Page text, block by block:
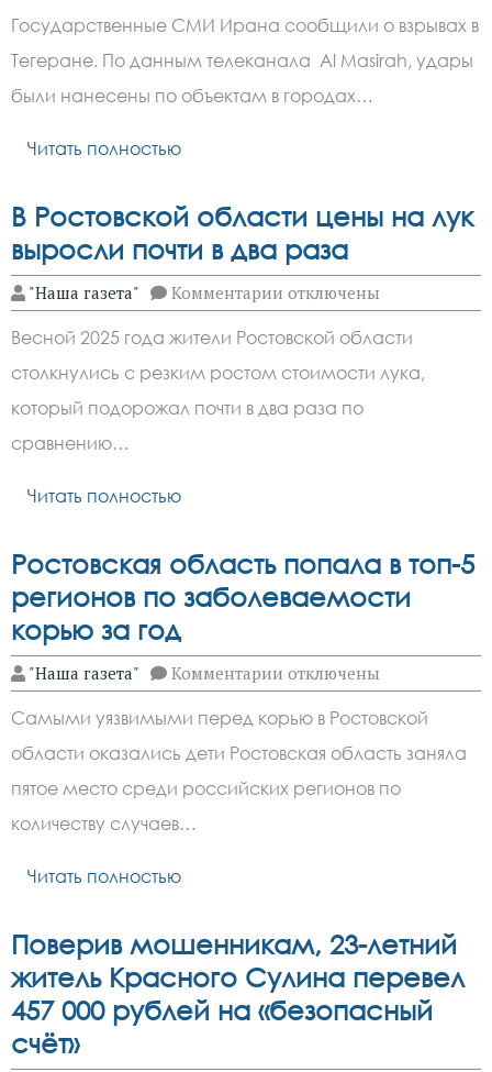
известно
об
ударе
Израиля
по
Государственные СМИ Ирана сообщили о взрывах в
Тегеране. По данным телеканала Al Masirah, удары
были нанесены по объектам в городах…
Читать полностью
В Ростовской области цены на лук
выросли почти в два раза
"Наша газета" Комментарии к
записи
В Ростовской
области
цены
на лук
выросли
почти
отключены
Весной 2025 года жители Ростовской области
столкнулись с резким ростом стоимости лука,
который подорожал почти в два раза по
сравнению…
Читать полностью
Ростовская область попала в топ-5
регионов по заболеваемости
корью за год
"Наша газета" Комментарии к
записи
Ростовская
область
попала
в
топ-5
регионов
отключены
Самыми уязвимыми перед корью в Ростовской
области оказались дети Ростовская область заняла
пятое место среди российских регионов по
количеству случаев…
Читать полностью
Поверив мошенникам, 23-летний
житель Красного Сулина перевел
457 000 рублей на «безопасный
счёт»